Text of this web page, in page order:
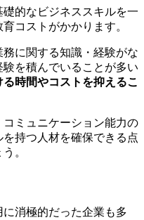
的なビジネススキルを一
コストがかかります。
に関する知識・経験がな
を積んでいることが多い
時間やコストを抑えるこ
ミュニケーション能力の
持つ人材を確保できる点
。
消極的だった企業も多